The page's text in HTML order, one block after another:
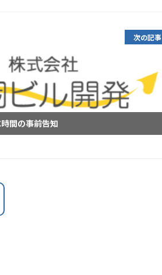
次の記事
間の事前告知